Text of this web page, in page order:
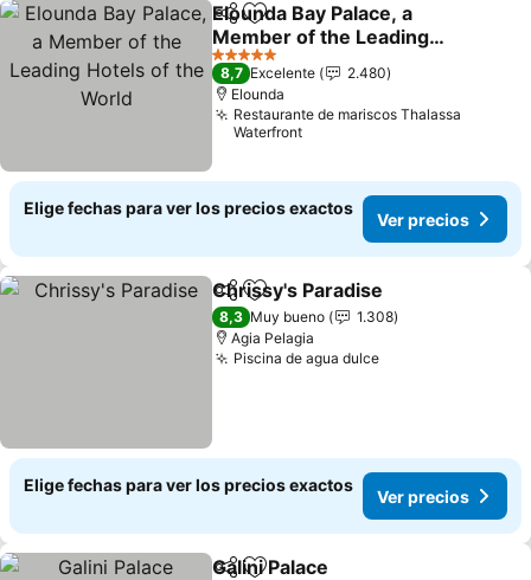
CompartirAgregar a favoritos
Elounda Bay Palace, a
Member of the Leading
Hotels of the World
5 Estrellas
8,7 Excelente
2.480
Elounda
Restaurante de mariscos Thalassa
Waterfront
Elige fechas para ver los precios exactos
Ver precios
CompartirAgregar a favoritos
Chrissy's Paradise
8,3 Muy bueno
1.308
Agia Pelagia
Piscina de agua dulce
Elige fechas para ver los precios exactos
Ver precios
Galini Palace